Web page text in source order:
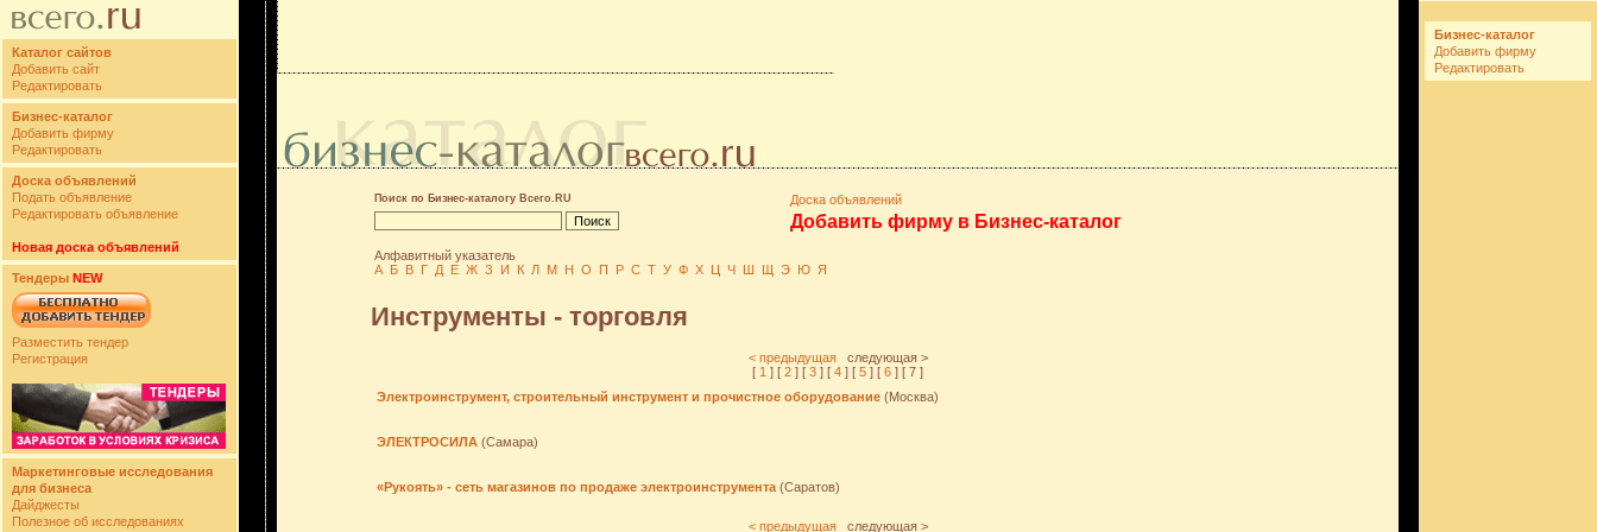
Каталог сайтов
Добавить сайт
Редактировать
Бизнес-каталог
Добавить фирму
Редактировать
Доска объявлений
Подать объявление
Редактировать объявление
Новая доска объявлений
Тендеры NEW
Разместить тендер
Регистрация
Маркетинговые исследования
для бизнеса
Дайджесты
Полезное об исследованиях
Бизнес-каталог
Добавить фирму
Редактировать
Поиск по Бизнес-каталогу Всего.RU Доска объявлений
Добавить фирму в Бизнес-каталог
Алфавитный указатель
А Б В Г Д Е Ж З И К Л М Н О П Р С Т У Ф Х Ц Ч Ш Щ Э Ю Я
Инструменты - торговля
< предыдущаяследующая >
[ 1 ] [ 2 ] [ 3 ] [ 4 ] [ 5 ] [ 6 ] [ 7 ]
Электроинструмент, строительный инструмент и прочистное оборудование (Москва)
ЭЛЕКТРОСИЛА (Самара)
«Рукоять» - сеть магазинов по продаже электроинструмента (Саратов)
< предыдущаяследующая >